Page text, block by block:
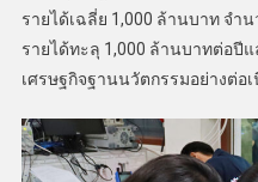
รายได้เฉลี่ย 1,000 ล้านบาท จำ
รายได้ทะลุ 1,000 ล้านบาทต่อปี
เศรษฐกิจฐานนวัตกรรมอย่างต่อเ